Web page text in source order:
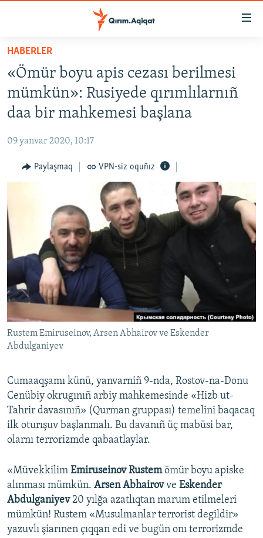
Esas
mündericege
qaytmaq
Baş
navigatsiyağa
qaytmaq
Qıdıruvğa
qaytmaq
HABERLER
SİYASET
İQTİSADİYAT
MEDENİYET
İNSAN AQLARI
BLOGLAR
FİKİR
Русский
Українською
QOŞULIÑIZ!
RFE/RS bütün saytları
HABERLER
«Ömür boyu apis cezası berilmesi
mümkün»: Rusiyede qırımlılarnıñ
daa bir mahkemesi başlana
09 yanvar 2020, 10:17
Paylaşmaq VPN-siz oquñız
Rustem Emiruseinov, Arsen Abhairov ve Eskender
Abdulganiyev
Cumaaqşamı künü, yanvarniñ 9-nda, Rostov-na-Donu
Cenübiy okrugınıñ arbiy mahkemesinde «Hizb ut-
Tahrir davasınıñ» (Qurman gruppası) temelini baqacaq
ilk oturışuv başlanmalı. Bu davanıñ üç mabüsi bar,
olarnı terrorizmde qabaatlaylar.
«Müvekkilim Emiruseinov Rustemömür boyu apiske
alınması mümkün. Arsen Abhairovve Eskender
Abdulganiyev20 yılğa azatlıqtan marum etilmeleri
mümkün! Rustem «Musulmanlar terrorist degildir»
yazuvlı şiarınen çıqqan edi ve bugün onı terrorizmde